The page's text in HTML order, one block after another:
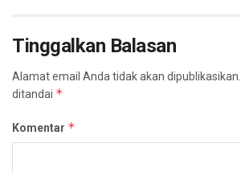
Tinggalkan Balasan
Alamat email Anda tidak akan dipublikasikan.
ditandai *
Komentar *